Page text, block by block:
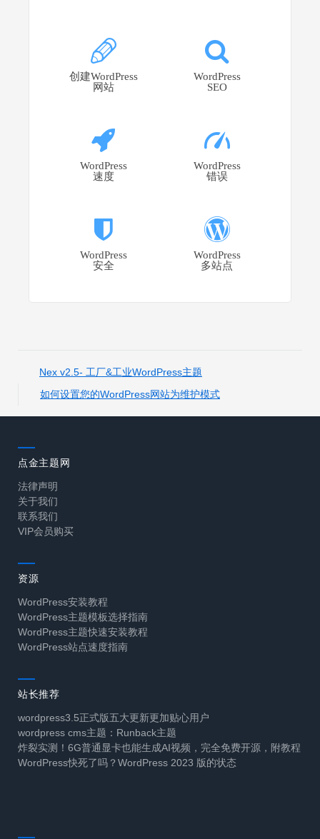
创建WordPress
网站
WordPress
SEO
WordPress
速度
WordPress
错误
WordPress
安全
WordPress
多站点
Nex v2.5- 工厂&工业WordPress主题
如何设置您的WordPress网站为维护模式
点金主题网
法律声明
关于我们
联系我们
VIP会员购买
资源
WordPress安装教程
WordPress主题模板选择指南
WordPress主题快速安装教程
WordPress站点速度指南
站长推荐
wordpress3.5正式版五大更新更加贴心用户
wordpress cms主题：Runback主题
炸裂实测！6G普通显卡也能生成AI视频，完全免费开源，附教程
WordPress快死了吗？WordPress 2023 版的状态